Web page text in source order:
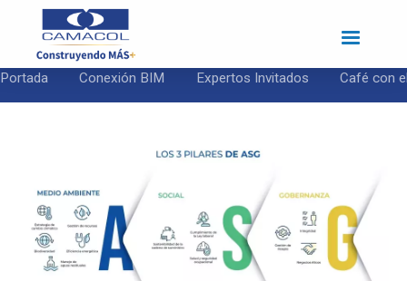
contenido
principal
Portada Conexión BIM Expertos Invitados Café con